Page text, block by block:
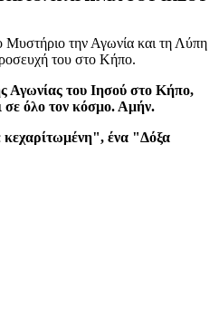
την Αγωνία και τη Λύπη
του στο Κήπο.
Αγωνίας του Ιησού στο Κήπο,
σε όλο τον κόσμο. Αμήν.
ένα "Δόξα